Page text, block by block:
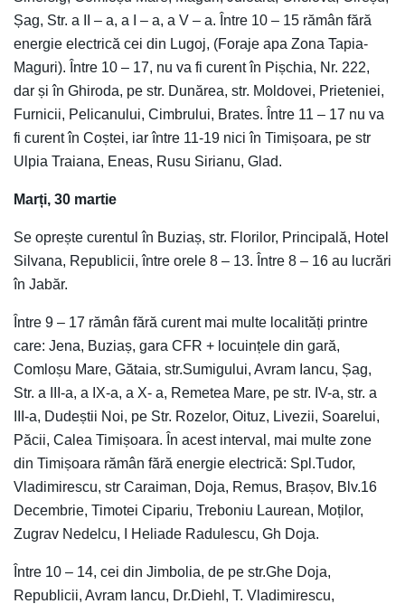
Șag, Str. a II – a, a I – a, a V – a. Între 10 – 15 rămân fără
energie electrică cei din Lugoj, (Foraje apa Zona Tapia-
Maguri). Între 10 – 17, nu va fi curent în Pișchia, Nr. 222,
dar și în Ghiroda, pe str. Dunărea, str. Moldovei, Prieteniei,
Furnicii, Pelicanului, Cimbrului, Brates. Între 11 – 17 nu va
fi curent în Coștei, iar între 11-19 nici în Timișoara, pe str
Ulpia Traiana, Eneas, Rusu Sirianu, Glad.
Marți, 30 martie
Se oprește curentul în Buziaș, str. Florilor, Principală, Hotel
Silvana, Republicii, între orele 8 – 13. Între 8 – 16 au lucrări
în Jabăr.
Între 9 – 17 rămân fără curent mai multe localități printre
care: Jena, Buziaș, gara CFR + locuințele din gară,
Comloșu Mare, Gătaia, str.Sumigului, Avram Iancu, Șag,
Str. a III-a, a IX-a, a X- a, Remetea Mare, pe str. IV-a, str. a
III-a, Dudeștii Noi, pe Str. Rozelor, Oituz, Livezii, Soarelui,
Păcii, Calea Timișoara. În acest interval, mai multe zone
din Timișoara rămân fără energie electrică: Spl.Tudor,
Vladimirescu, str Caraiman, Doja, Remus, Brașov, Blv.16
Decembrie, Timotei Cipariu, Treboniu Laurean, Moților,
Zugrav Nedelcu, I Heliade Radulescu, Gh Doja.
Între 10 – 14, cei din Jimbolia, de pe str.Ghe Doja,
Republicii, Avram Iancu, Dr.Diehl, T. Vladimirescu,